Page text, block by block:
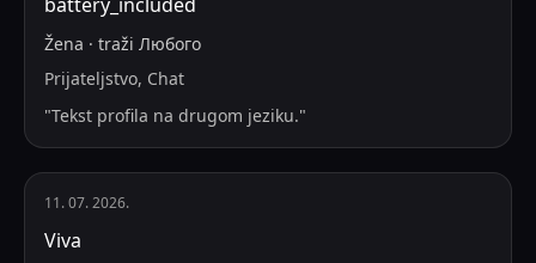
Žena · traži Любого
Prijateljstvo, Chat
"Tekst profila na drugom jeziku."
11. 07. 2026.
Viva